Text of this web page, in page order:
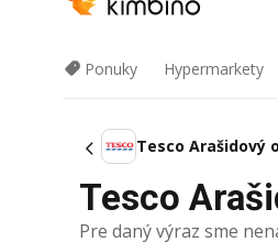
Ponuky Hypermarkety
Tesco Arašidový
Tesco
Pre daný výraz sme